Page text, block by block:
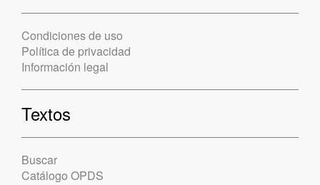
Condiciones de uso
Política de privacidad
Información legal
Textos
Buscar
Catálogo OPDS